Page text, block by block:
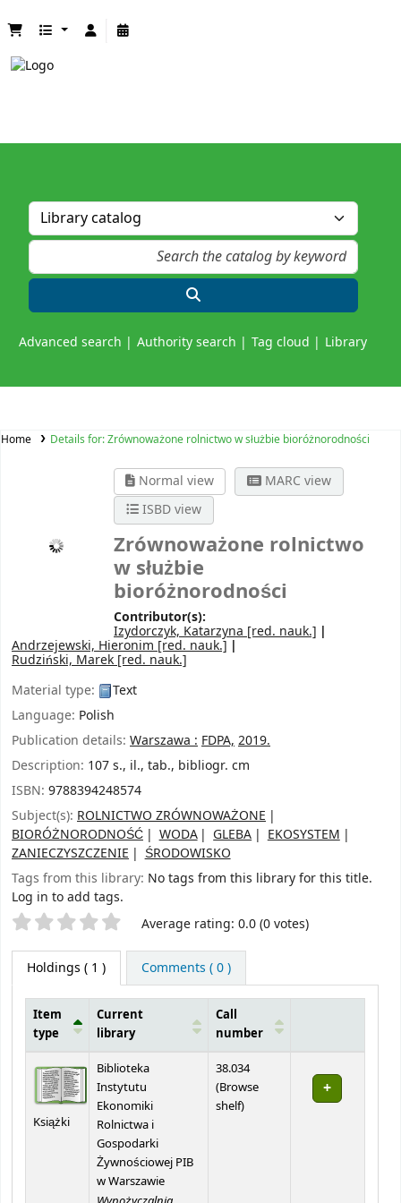
Advanced search Authority search Tag cloud Library
Home Details for:Zrównoważone rolnictwo w służbie bioróżnorodności
Normal view
MARC view
ISBD view
Zrównoważone rolnictwo
w służbie
bioróżnorodności
Contributor(s):
Izydorczyk, Katarzyna [red. nauk.]
Andrzejewski, Hieronim [red. nauk.]
Rudziński, Marek [red. nauk.]
Material type:
Text
Language: Polish
Publication details: Warszawa : FDPA, 2019.
Description: 107 s., il., tab., bibliogr. cm
ISBN: 9788394248574
Subject(s): ROLNICTWO ZRÓWNOWAŻONE
BIORÓŻNORODNOŚĆ
WODA GLEBA
EKOSYSTEM
ZANIECZYSZCZENIE
ŚRODOWISKO
Tags from this library: No tags from this library for this title.
Log in to add tags.
Star ratings Average rating: 0.0 (0 votes)
Holdings ( 1 ) Comments ( 0 )
Item
type
Current
library
Call
number
Książki
Biblioteka
Instytutu
Ekonomiki
Rolnictwa i
Gospodarki
Żywnościowej PIB
w Warszawie
38.034
(Browse
shelf(Opens below)
)